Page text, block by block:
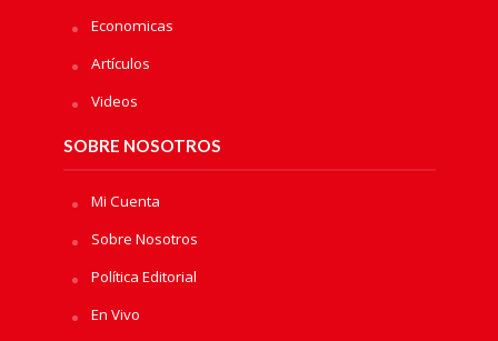
Economicas
Artículos
Videos
SOBRE NOSOTROS
Mi Cuenta
Sobre Nosotros
Política Editorial
En Vivo